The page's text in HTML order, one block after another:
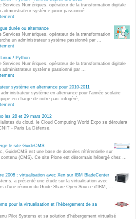
Wordpress
CLOUD
CloudStack
OpenStack
Xen Project
Application collaborative
Dév Django eCommerce
Services Numériques, opérateur de la transformation digitale
administrateur système junior passionné ...
durée ou alternance
Services Numériques, opérateur de la transformation
un administrateur système passionné par ...
/ Python
Services Numériques, opérateur de la transformation digitale
administrateur système passionné par ...
système en alternance pour 2010-2011
système en alternance pour l'année scolaire
en charge de notre parc infogéré, ...
les 28 et 29 mars 2012
du cloud, le Cloud Computing World Expo se déroulera
- Paris La Défense.
le site GuideCMS
GuideCMS est une base de données référentielle sur
(CMS). Ce site Plone est désormais hébergé chez ...
2008 : virtualisation avec Xen sur IBM BladeCenter
a présenté une étude sur la virtualisation avec
d'une réunion du Guide Share Open Source d'IBM, ...
pour la virtualisation et l'hébergement de sa
Pilot Systems et sa solution d'hébergement virtualisé